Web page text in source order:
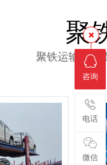
聚
聚铁运输运车
咨询
电话
微信